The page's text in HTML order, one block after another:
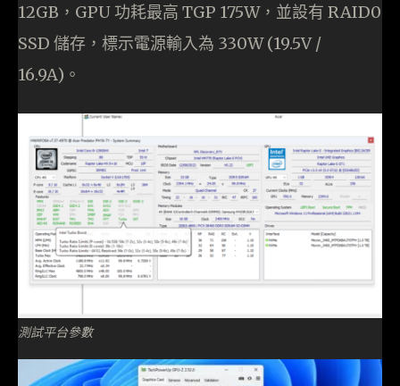
12GB，GPU 功耗最高 TGP 175W，並設有 RAID0
SSD 儲存，標示電源輸入為 330W (19.5V /
16.9A)。
測試平台參數